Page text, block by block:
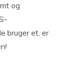
og
bruger et, er